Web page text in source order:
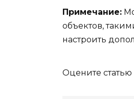
Примечание:
объектов,
настроить
Оцените статью